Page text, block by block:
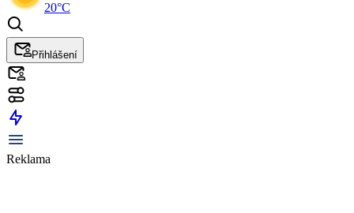
20°C
Přihlášení
Reklama